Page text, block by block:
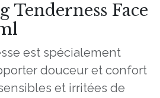
Tenderness Face
est spécialement
douceur et confort
et irritées de